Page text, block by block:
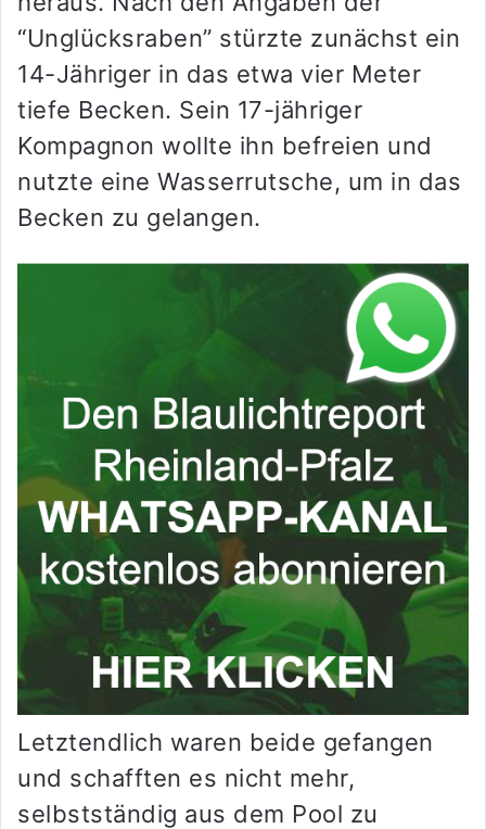
“Unglücksraben” stürzte zunächst ein
14-Jähriger in das etwa vier Meter
tiefe Becken. Sein 17-jähriger
Kompagnon wollte ihn befreien und
nutzte eine Wasserrutsche, um in das
Becken zu gelangen.
Letztendlich waren beide gefangen
und schafften es nicht mehr,
selbstständig aus dem Pool zu